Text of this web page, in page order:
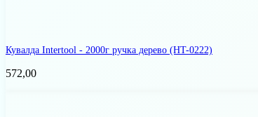
Кувалда Intertool - 2000г ручка дерево (HT-0222)
572,00